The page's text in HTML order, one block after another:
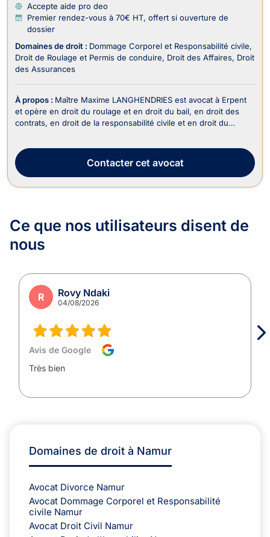
Accepte aide pro deo
Premier rendez-vous à 70€ HT, offert si ouverture de
dossier
Domaines de droit : Dommage Corporel et Responsabilité civile
Droit de Roulage et Permis de conduire
Droit des Affaires Droit
des Assurances
À propos : Maître Maxime LANGHENDRIES est avocat à Erpent
et opère en droit du roulage et en droit du bail, en droit des
contrats, en droit de la responsabilité civile et en droit du
concerne la contestation d’une infractio...
Contactercet avocat
Ce que nos utilisateurs disent de
nous
R Rovy Ndaki
04/08/2026
Avis de Google
Très bien
Domaines de droit à Namur
Avocat Divorce Namur
Avocat Dommage Corporel et Responsabilité
civile Namur
Avocat Droit Civil Namur